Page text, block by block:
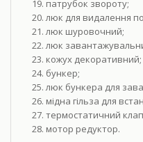
патрубок звороту;
люк для видалення
люк шуровочний;
люк
кожух декоративний;
бункер;
люк бункера для
мідна гільза для
термостатичний
мотор редуктор.